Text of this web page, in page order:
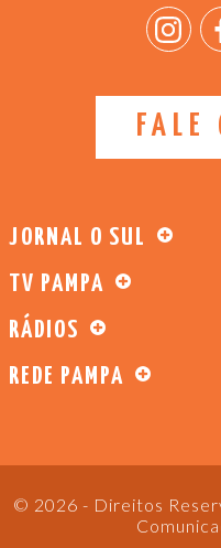
FALE
JORNAL O SUL
TV PAMPA
RÁDIOS
REDE PAMPA
© 2026 - Direitos